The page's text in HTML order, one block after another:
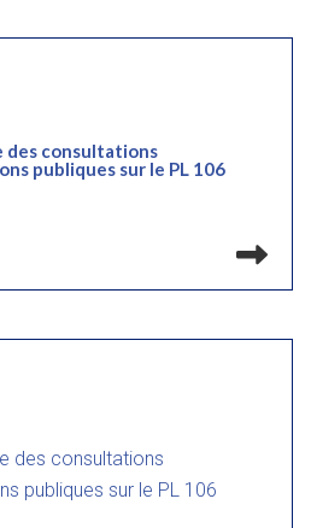
des consultations
publiques sur le PL 106
des consultations
publiques sur le PL 106